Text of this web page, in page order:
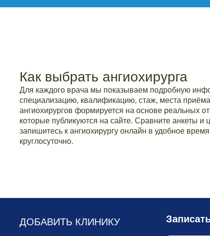
Как выбрать ангиохирурга
Для каждого врача мы показываем подробную
специализацию, квалификацию, стаж, места
ангиохирургов формируется на основе реальных
которые публикуются на сайте. Сравните анкеты и
запишитесь к ангиохирургу онлайн в удобное
круглосуточно.
ДОБАВИТЬ КЛИНИКУ